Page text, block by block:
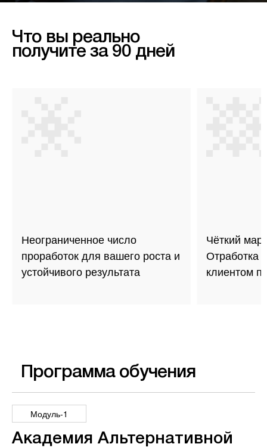
Что вы реально
получите за 90 дней
Неограниченное число
проработок для вашего роста и
устойчивого результата
Чёткий
Отработка
клиентом
Программа обучения
Модуль-1
Академия Альтернативной